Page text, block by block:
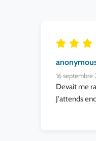
16 septembre
Devait me
J'attends